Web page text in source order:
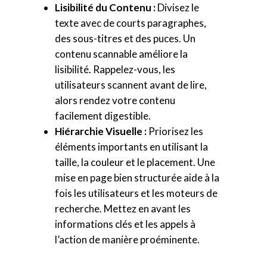
Lisibilité du Contenu :Divisez le
texte avec de courts paragraphes,
des sous-titres et des puces. Un
contenu scannable améliore la
lisibilité. Rappelez-vous, les
utilisateurs scannent avant de lire,
alors rendez votre contenu
facilement digestible.
Hiérarchie Visuelle :Priorisez les
éléments importants en utilisant la
taille, la couleur et le placement. Une
mise en page bien structurée aide à la
fois les utilisateurs et les moteurs de
recherche. Mettez en avant les
informations clés et les appels à
l’action de manière proéminente.